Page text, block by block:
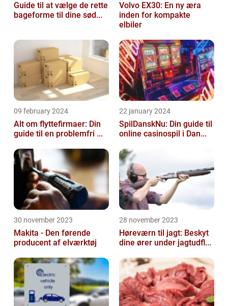
Guide til at vælge de rette
bageforme til dine sød...
Volvo EX30: En ny æra
inden for kompakte
elbiler
09 february 2024
Alt om flyttefirmaer: Din
guide til en problemfri ...
22 january 2024
SpilDanskNu: Din guide til
online casinospil i Dan...
30 november 2023
Makita - Den førende
producent af elværktøj
28 november 2023
Høreværn til jagt: Beskyt
dine ører under jagtudfl...